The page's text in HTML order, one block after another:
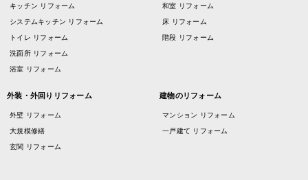
キッチン リフォーム
システムキッチン リフォーム
トイレ リフォーム
洗面所 リフォーム
浴室 リフォーム
和室 リフォーム
床 リフォーム
階段 リフォーム
外装・外回りリフォーム
外壁 リフォーム
大規模修繕
玄関 リフォーム
建物のリフォーム
マンション リフォーム
一戸建て リフォーム